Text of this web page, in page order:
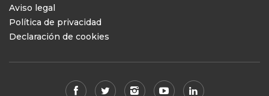
Aviso legal
Política de privacidad
Declaración de cookies